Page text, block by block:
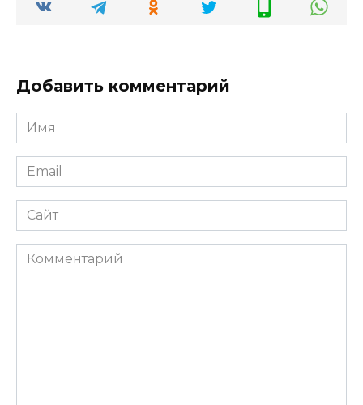
Добавить комментарий
Имя
*
Email
*
Сайт
Комментарий